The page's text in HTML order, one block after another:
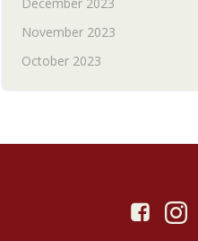
November 2023
October 2023